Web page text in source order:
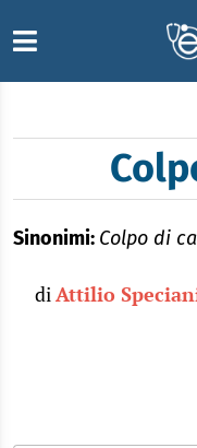
Sinonimi: Colpo di
diAttilio